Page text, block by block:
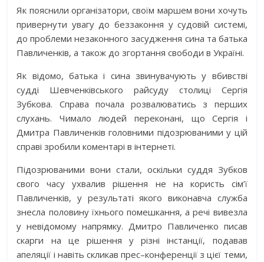
Як пояснили організатори, своїм маршем вони хочуть
привернути увагу до беззаконня у судовій системі,
до проблеми незаконного засудження сина та батька
Павличенків, а також до згортання свободи в Україні.
Як відомо, батька і сина звинувачують у вбивстві
судді Шевченківського райсуду столиці Сергія
Зубкова. Справа почала розвалюватись з перших
слухань. Чимало людей переконані, що Сергія і
Дмитра Павличенків головними підозрюваними у цій
справі зробили коментарі в інтернеті.
Підозрюваними вони стали, оскільки суддя Зубков
свого часу ухвалив рішення не на користь сім’ї
Павличенків, у результаті якого виконавча служба
знесла половину їхнього помешкання, а речі вивезла
у невідомому напрямку. Дмитро Павличенко писав
скарги на це рішення у різні інстанції, подавав
апеляції і навіть скликав прес–конференції з цієї теми,